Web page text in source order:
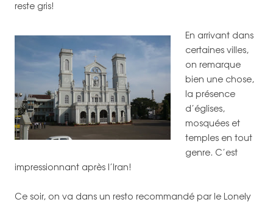
reste gris!
En arrivant dans
certaines villes,
on remarque
bien une chose,
la présence
d’églises,
mosquées et
temples en tout
genre. C’est
impressionnant après l’Iran!
Ce soir, on va dans un resto recommandé par le Lonely